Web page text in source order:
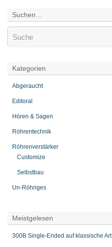
Suchen…
Kategorien
Abgeraucht
Editoral
Hören & Sagen
Röhrentechnik
Röhrenverstärker
Customize
Selbstbau
Un-Röhriges
Meistgelesen
300B Single-Ended auf klassische Art